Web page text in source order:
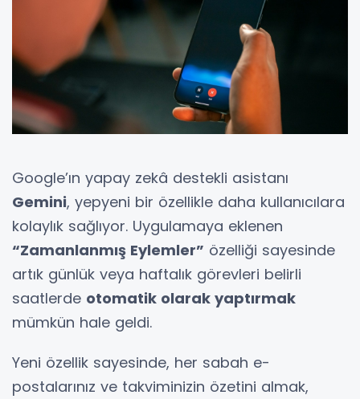
Google’ın yapay zekâ destekli asistanı
Gemini, yepyeni bir özellikle daha kullanıcılara
kolaylık sağlıyor. Uygulamaya eklenen
“Zamanlanmış Eylemler” özelliği sayesinde
artık günlük veya haftalık görevleri belirli
saatlerde otomatik olarak yaptırmak
mümkün hale geldi.
Yeni özellik sayesinde, her sabah e-
postalarınız ve takviminizin özetini almak,